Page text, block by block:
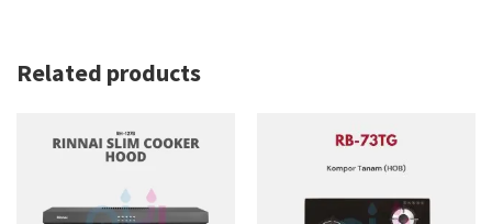
Related products